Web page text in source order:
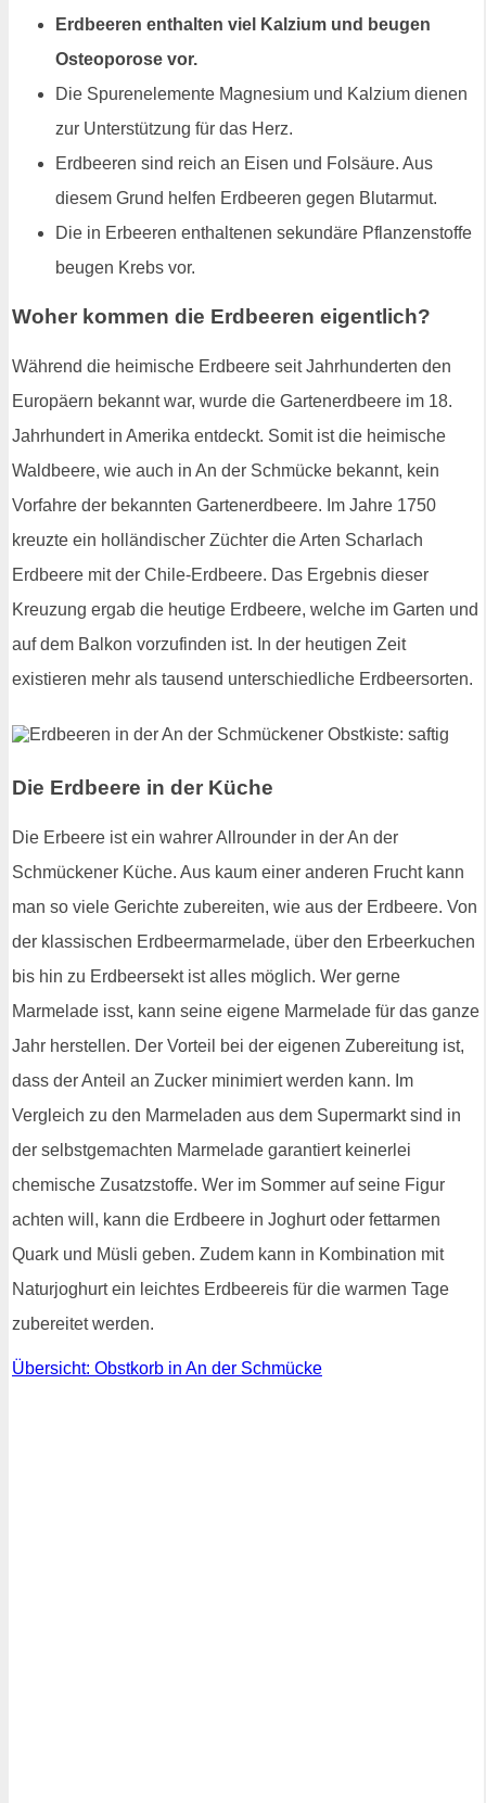
Erdbeeren enthalten viel Kalzium und beugen
Osteoporose vor.
Die Spurenelemente Magnesium und Kalzium dienen
zur Unterstützung für das Herz.
Erdbeeren sind reich an Eisen und Folsäure. Aus
diesem Grund helfen Erdbeeren gegen Blutarmut.
Die in Erbeeren enthaltenen sekundäre Pflanzenstoffe
beugen Krebs vor.
Woher kommen die Erdbeeren eigentlich?
Während die heimische Erdbeere seit Jahrhunderten den
Europäern bekannt war, wurde die Gartenerdbeere im 18.
Jahrhundert in Amerika entdeckt. Somit ist die heimische
Waldbeere, wie auch in An der Schmücke bekannt, kein
Vorfahre der bekannten Gartenerdbeere. Im Jahre 1750
kreuzte ein holländischer Züchter die Arten Scharlach
Erdbeere mit der Chile-Erdbeere. Das Ergebnis dieser
Kreuzung ergab die heutige Erdbeere, welche im Garten und
auf dem Balkon vorzufinden ist. In der heutigen Zeit
existieren mehr als tausend unterschiedliche Erdbeersorten.
Die Erdbeere in der Küche
Die Erbeere ist ein wahrer Allrounder in der An der
Schmückener Küche. Aus kaum einer anderen Frucht kann
man so viele Gerichte zubereiten, wie aus der Erdbeere. Von
der klassischen Erdbeermarmelade, über den Erbeerkuchen
bis hin zu Erdbeersekt ist alles möglich. Wer gerne
Marmelade isst, kann seine eigene Marmelade für das ganze
Jahr herstellen. Der Vorteil bei der eigenen Zubereitung ist,
dass der Anteil an Zucker minimiert werden kann. Im
Vergleich zu den Marmeladen aus dem Supermarkt sind in
der selbstgemachten Marmelade garantiert keinerlei
chemische Zusatzstoffe. Wer im Sommer auf seine Figur
achten will, kann die Erdbeere in Joghurt oder fettarmen
Quark und Müsli geben. Zudem kann in Kombination mit
Naturjoghurt ein leichtes Erdbeereis für die warmen Tage
zubereitet werden.
Übersicht: Obstkorb in An der Schmücke